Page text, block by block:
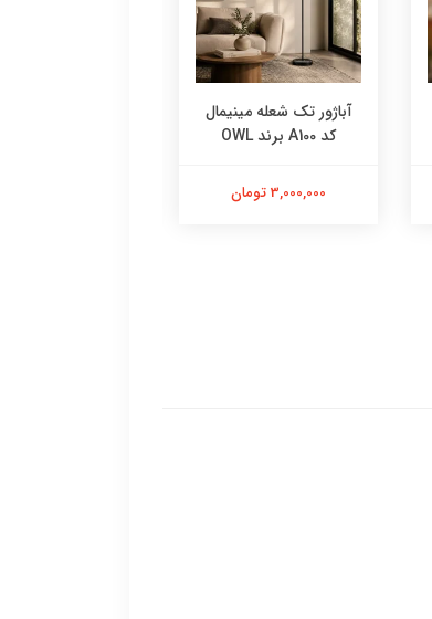
آباژور تک شعله مینیمال
کد A100 برند OWL
3,000,000 تومان